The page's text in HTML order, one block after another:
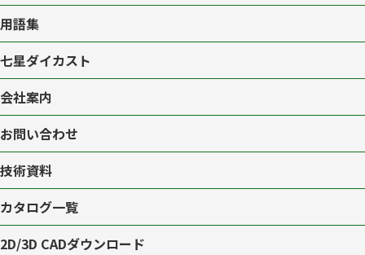
用語集
七星ダイカスト
会社案内
お問い合わせ
技術資料
カタログ一覧
2D/3D CADダウンロード